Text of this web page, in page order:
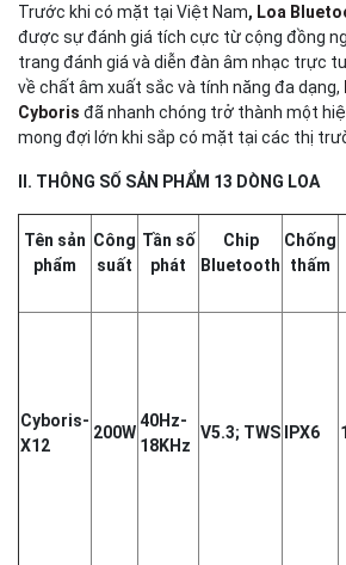
Trước khi có mặt tại Việt Nam, Loa
được sự đánh giá tích cực từ cộng đồng
trang đánh giá và diễn đàn âm nhạc trực
về chất âm xuất sắc và tính năng đa dạng,
Cyboris đã nhanh chóng trở thành một
mong đợi lớn khi sắp có mặt tại các thị
II. THÔNG SỐ SẢN PHẨM 13 DÒNG LOA
Tên sản
phẩm
Công
suất
Tần số
phát
Chip
Bluetooth
Chống
thấm
Cyboris-
X12
200W
40Hz-
18KHz
V5.3; TWS IPX6